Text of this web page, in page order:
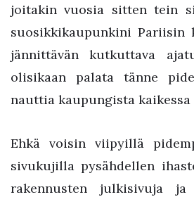
joitakin vuosia sitten tein
suosikkikaupunkini Pariisin
jännittävän kutkuttava
olisikaan palata tänne
nauttia kaupungista kaikessa
Ehkä voisin viipyillä
sivukujilla pysähdellen
rakennusten julkisivuja